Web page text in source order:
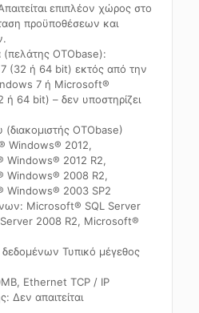
επιπλέον χώρος στο
προϋποθέσεων και
(πελάτης OTObase):
(32 ή 64 bit) εκτός από την
7 ή Microsoft®
64 bit) – δεν υποστηρίζει
(διακομιστής OTObase)
Windows® 2012,
Windows® 2012 R2,
Windows® 2008 R2,
Windows® 2003 SP2
Microsoft® SQL Server
2008 R2, Microsoft®
Τυπικό μέγεθος
Ethernet TCP / IP
Δεν απαιτείται